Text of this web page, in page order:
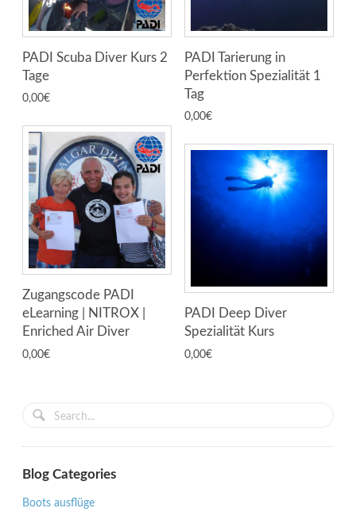
PADI Scuba Diver Kurs 2
Tage
0,00€
PADI Tarierung in
Perfektion Spezialität 1
Tag
0,00€
Zugangscode PADI
eLearning | NITROX |
Enriched Air Diver
0,00€
PADI Deep Diver
Spezialität Kurs
0,00€
Blog Categories
Boots ausflüge